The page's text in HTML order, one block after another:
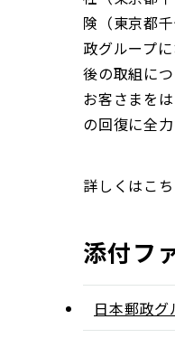
険（東京都
政グループ
後の取組に
お客さまを
の回復に全
詳しくはこ
添付フ
日本郵政